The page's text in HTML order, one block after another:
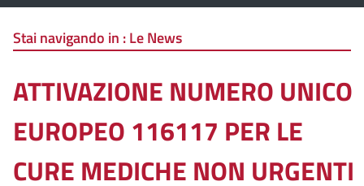
Stai navigando in :Le News
ATTIVAZIONE NUMERO UNICO
EUROPEO 116117 PER LE
CURE MEDICHE NON URGENTI